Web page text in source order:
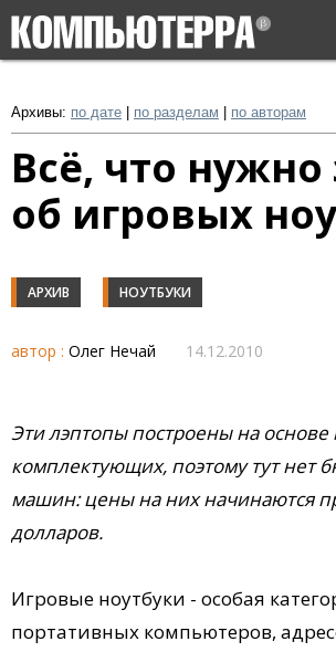
Архивы: по дате по разделам по авторам
Всё, что нужно
об игровых
АРХИВ НОУТБУКИ
автор : Олег Нечай 14.12.2010
Эти лэптопы построены на
комплектующих, поэтому тут нет
машин: цены на них начинаются
долларов.
Игровые ноутбуки - особая
портативных компьютеров,